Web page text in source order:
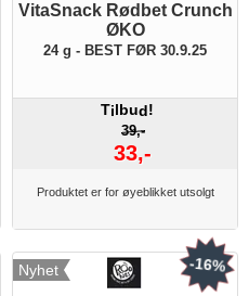
VitaSnack Rødbet Crunch
ØKO
24 g - BEST FØR 30.9.25
Tilbud!
39,-
33,-
Produktet er for øyeblikket utsolgt
Nyhet -16%